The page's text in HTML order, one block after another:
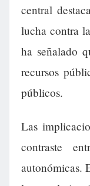
central
lucha contra
ha señalado
recursos
públicos.
Las
contraste
autonómicas.